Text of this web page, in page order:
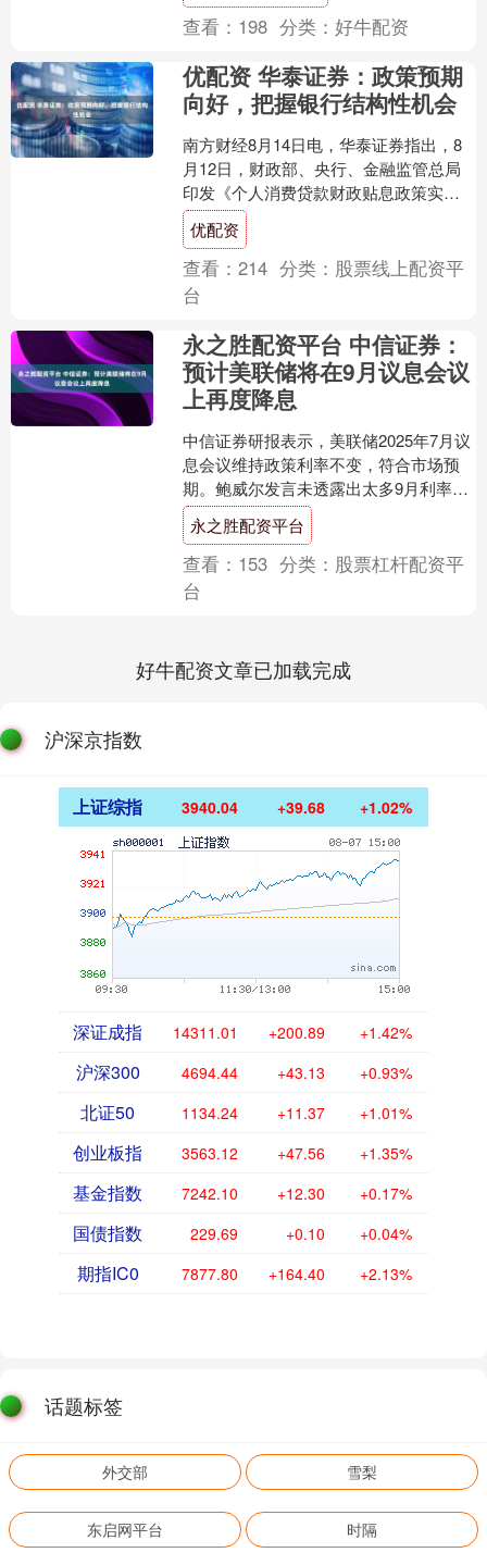
查看： 198 分类：好牛配资
优配资 华泰证券：政策预期
向好，把握银行结构性机会
南方财经8月14日电，华泰证券指出，8
月12日，财政部、央行、金融监管总局
印发《个人消费贷款财政贴息政策实施
方案》，年贴息比例为1%，中央财政、
省级财政分别承担....
优配资
查看：214 分类： 股票线上配资平
台
永之胜配资平台 中信证券：
预计美联储将在9月议息会议
上再度降息
中信证券研报表示，美联储2025年7月议
息会议维持政策利率不变，符合市场预
期。鲍威尔发言未透露出太多9月利率调
整的前景。 本次记者会最值得关注的是
美联储对关税通....
永之胜配资平台
查看： 153 分类： 股票杠杆配资平
台
好牛配资文章已加载完成
沪深京指数
上证综指 3940.04 +39.68 +1.02%
深证成指 14311.01 +200.89 +1.42%
沪深300 4694.44 +43.13 +0.93%
北证50 1134.24 +11.37 +1.01%
创业板指 3563.12 +47.56 +1.35%
基金指数 7242.10 +12.30 +0.17%
国债指数 229.69 +0.10 +0.04%
期指IC0 7877.80 +164.40 +2.13%
话题标签
外交部 雪梨
东启网平台 时隔